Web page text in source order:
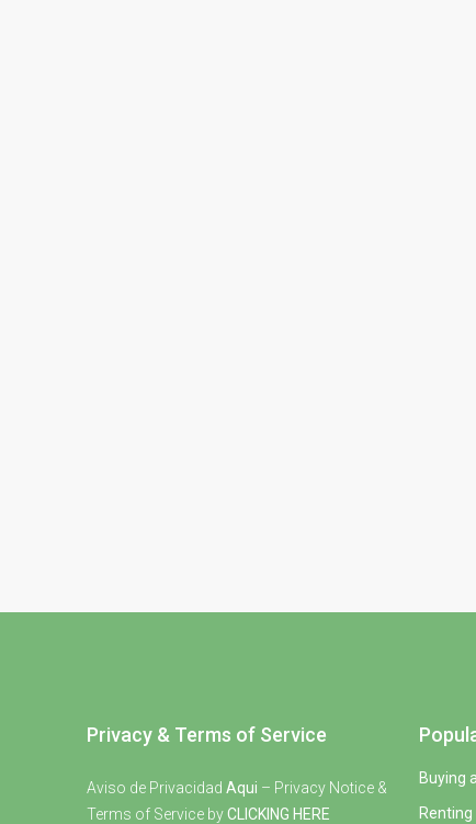
Privacy & Terms of Service
Aviso de Privacidad Aqui – Privacy Notice &
Terms of Service byCLICKING HERE
Buying